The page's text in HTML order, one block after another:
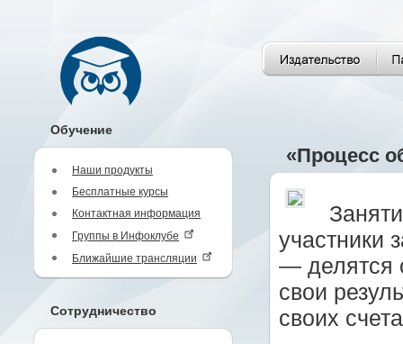
Обучение
Наши продукты
Бесплатные курсы
Контактная информация
Группы в Инфоклубе
Ближайшие трансляции
Сотрудничество
«Процесс
участники
— делятся
свои
своих